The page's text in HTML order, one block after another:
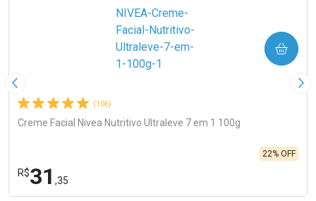
Imagem Anterior
(106)
Creme Facial Nivea Nutritivo Ultraleve 7 em 1 100g
R$31 ,35
22% OFF
COMPRAR